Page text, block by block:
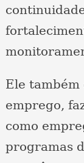
Ele também
emprego,
como
programas